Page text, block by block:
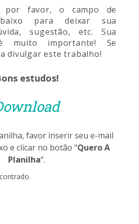
por favor, o campo de
para deixar sua
sugestão, etc. Sua
muito importante! Se
divulgar este trabalho!
estudos!
favor inserir seu e-mail
e clicar no botão “Quero A
Planilha“.